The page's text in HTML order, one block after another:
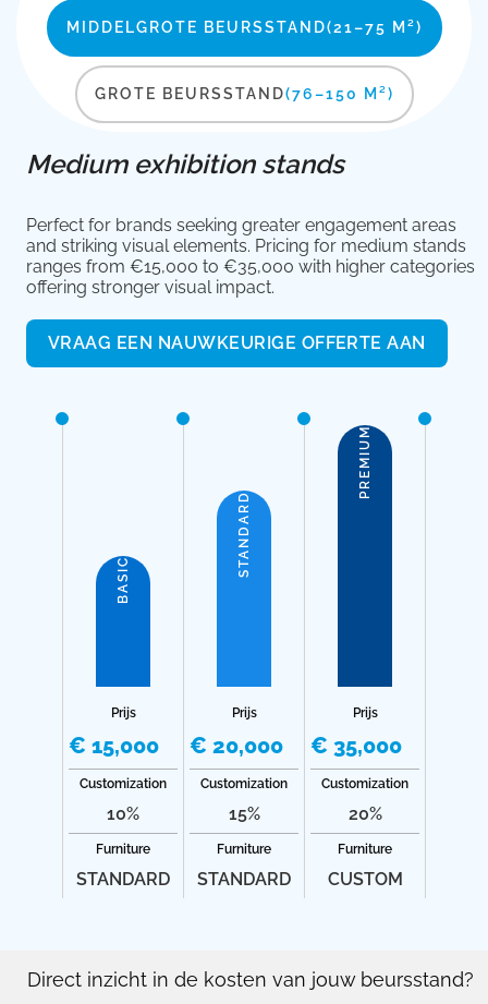
MIDDELGROTE BEURSSTAND(21–75 M²)
GROTE BEURSSTAND(76–150 M²)
Medium exhibition stands
Perfect for brands seeking greater engagement areas
and striking visual elements. Pricing for medium stands
ranges from €15,000 to €35,000 with higher categories
offering stronger visual impact.
VRAAG EEN NAUWKEURIGE OFFERTE AAN
BASIC
Prijs
€ 15,000
Customization
10%
Furniture
STANDARD
STANDARD
Prijs
€ 20,000
Customization
15%
Furniture
STANDARD
PREMIUM
Prijs
€ 35,000
Customization
20%
Furniture
CUSTOM
Direct inzicht in de kosten van jouw beursstand?